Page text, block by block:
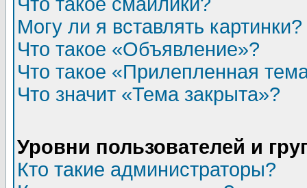
Могу ли я вставлять картинки?
Что такое «Объявление»?
Что такое «Прилепленная
Что значит «Тема закрыта»?
Уровни пользователей и
Кто такие администраторы?